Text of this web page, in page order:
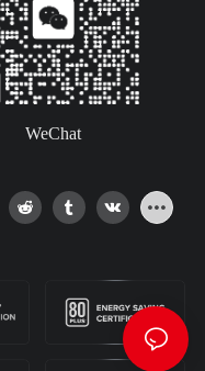
WeChat